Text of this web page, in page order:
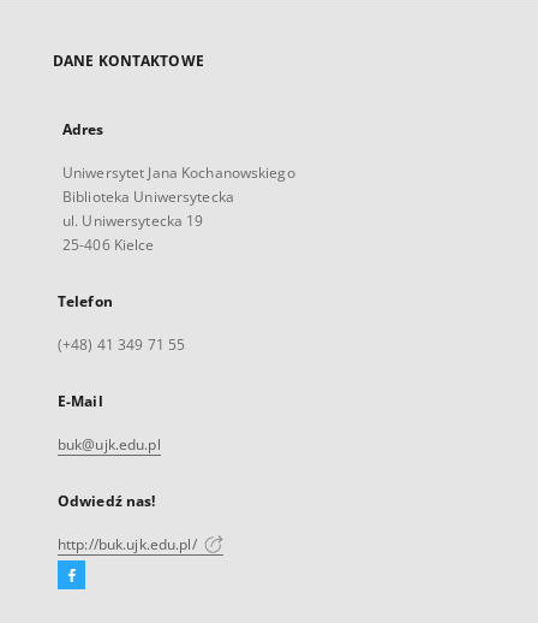
DANE KONTAKTOWE
Adres
Uniwersytet Jana Kochanowskiego
Biblioteka Uniwersytecka
ul. Uniwersytecka 19
25-406 Kielce
Telefon
(+48) 41 349 71 55
E-Mail
buk@ujk.edu.pl
Odwiedź nas!
http://buk.ujk.edu.pl/
Facebook